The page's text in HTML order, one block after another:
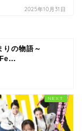
2025年10月31日
りの物語～